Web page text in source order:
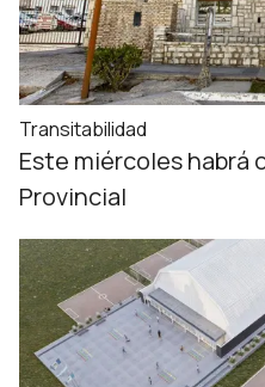
Transitabilidad
Este miércoles habrá
Provincial